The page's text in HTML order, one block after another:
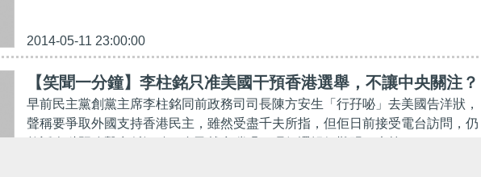
2014-05-11 23:00:00
【笑聞一分鐘】李柱銘只准美國干預香港選舉，不讓中央關注？
早前民主黨創黨主席李柱銘同前政務司司長陳方安生「行孖咇」去美國告洋狀，
聲稱要爭取外國支持香港民主，雖然受盡千夫所指，但佢日前接受電台訪問，仍